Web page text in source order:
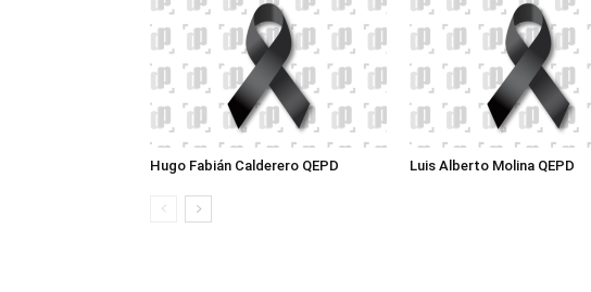
Hugo Fabián Calderero QEPD Luis Alberto Molina QEPD